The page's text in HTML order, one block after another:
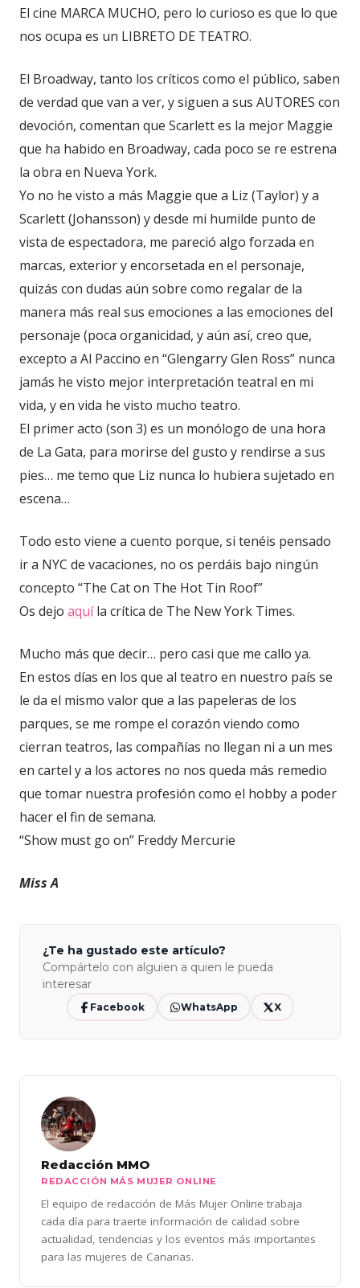
El cine MARCA MUCHO, pero lo curioso es que lo que
nos ocupa es un LIBRETO DE TEATRO.
El Broadway, tanto los críticos como el público, saben
de verdad que van a ver, y siguen a sus AUTORES con
devoción, comentan que Scarlett es la mejor Maggie
que ha habido en Broadway, cada poco se re estrena
la obra en Nueva York.
Yo no he visto a más Maggie que a Liz (Taylor) y a
Scarlett (Johansson) y desde mi humilde punto de
vista de espectadora, me pareció algo forzada en
marcas, exterior y encorsetada en el personaje,
quizás con dudas aún sobre como regalar de la
manera más real sus emociones a las emociones del
personaje (poca organicidad, y aún así, creo que,
excepto a Al Paccino en “Glengarry Glen Ross” nunca
jamás he visto mejor interpretación teatral en mi
vida, y en vida he visto mucho teatro.
El primer acto (son 3) es un monólogo de una hora
de La Gata, para morirse del gusto y rendirse a sus
pies… me temo que Liz nunca lo hubiera sujetado en
escena…
Todo esto viene a cuento porque, si tenéis pensado
ir a NYC de vacaciones, no os perdáis bajo ningún
concepto “The Cat on The Hot Tin Roof”
Os dejo aquíla crítica de The New York Times.
Mucho más que decir… pero casi que me callo ya.
En estos días en los que al teatro en nuestro país se
le da el mismo valor que a las papeleras de los
parques, se me rompe el corazón viendo como
cierran teatros, las compañías no llegan ni a un mes
en cartel y a los actores no nos queda más remedio
que tomar nuestra profesión como el hobby a poder
hacer el fin de semana.
“Show must go on” Freddy Mercurie
Miss A
¿Te ha gustado este artículo?
Compártelo con alguien a quien le pueda
interesar
Facebook WhatsApp X
Redacción MMO
REDACCIÓN MÁS MUJER ONLINE
El equipo de redacción de Más Mujer Online trabaja
cada día para traerte información de calidad sobre
actualidad, tendencias y los eventos más importantes
para las mujeres de Canarias.